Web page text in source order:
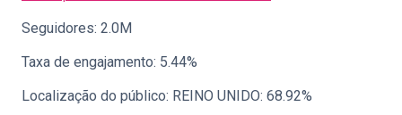
Seguidores: 2.0M
Taxa de engajamento: 5.44%
Localização do público: REINO UNIDO: 68.92%